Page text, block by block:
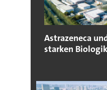
Astrazeneca
starken